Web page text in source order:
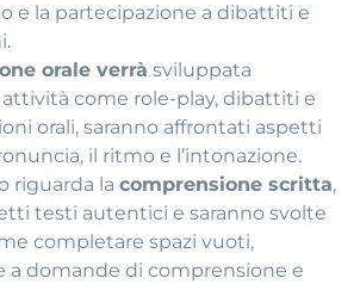
e la partecipazione a dibattiti e
orale verrà sviluppata
come role-play, dibattiti e
orali, saranno affrontati aspetti
il ritmo e l’intonazione.
riguarda lacomprensione scritta,
testi autentici e saranno svolte
completare spazi vuoti,
a domande di comprensione e